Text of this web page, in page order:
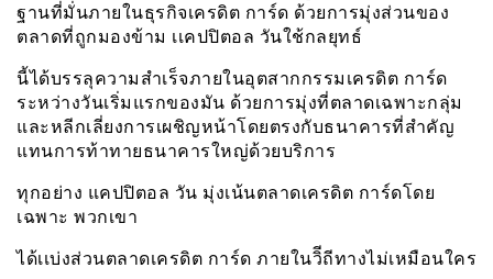
ฐานที่มั่นภายในธุรกิจเครดิต การ์ด ด้วยการมุ่งส่วนของ
ตลาดที่ถูกมองข้าม เเคปปิตอล วันใช้กลยุทธ์
นี้ได้บรรลุความสำเร็จภายในอุตสากกรรมเครดิต การ์ด
ระหว่างวันเริ่มแรกของมัน ด้วยการมุ่งที่ตลาดเฉพาะกลุ่ม
และหลีกเลี่ยงการเผชิญหน้าโดยตรงกับธนาคารที่สำคัญ
แทนการท้าทายธนาคารใหญ่ด้วยบริการ
ทุกอย่าง แคปปิตอล วัน มุ่งเน้นตลาดเครดิต การ์ดโดย
เฉพาะ พวกเขา
ได้เเบ่งส่วนตลาดเครดิต การ์ด ภายในวิีถีทางไม่เหมือนใคร